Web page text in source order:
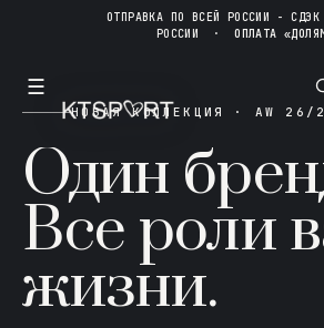
ОТПРАВКА ПО ВСЕЙ РОССИИ - СДЭК
РОССИИ ·ОПЛАТА
☰
НОВАЯ КОЛЛЕКЦИЯ · AW 26/
Один
Все роли
жизни.